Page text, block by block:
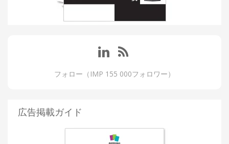
フォロー（IMP 155 000フォロワー）
広告掲載ガイド